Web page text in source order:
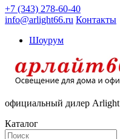
+7 (343) 278-60-40
info@arlight66.ru Контакты
Шоурум
официальный дилер Arlight
Каталог